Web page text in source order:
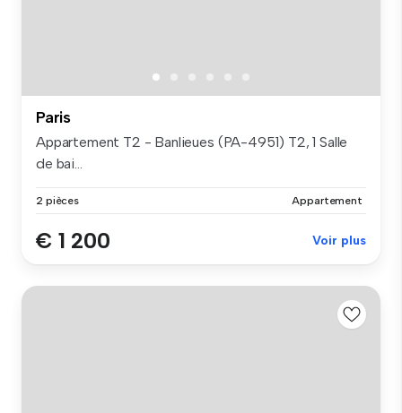
Paris
Appartement T2 - Banlieues (PA-4951) T2, 1 Salle
de bai...
2 pièces Appartement
€ 1 200 Voir plus